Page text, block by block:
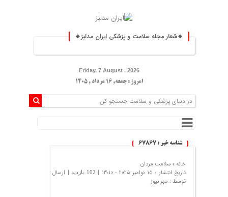
🔹شعار مجله سلامت و پزشکی ایران مدلبز🔹
Friday, 7 August , 2026
امروز : جمعه, ۱۶ مرداد , ۱۴۰۵
شناسه خبر : 67867
خانه » سلامت مردان
تاریخ انتشار : 15 نوامبر 2025 - 13:10 |
102 بازدید
| ارسال
توسط : مهر نیوز